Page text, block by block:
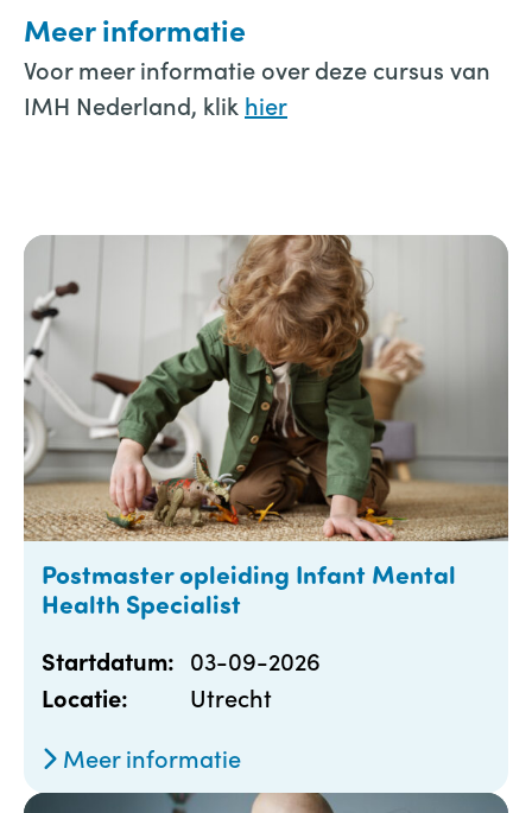
Meer informatie
Voor meer informatie over deze cursus van
IMH Nederland, klik hier
Postmaster opleiding Infant Mental
Health Specialist
Startdatum: 03-09-2026
Locatie:
Utrecht
Meer informatie